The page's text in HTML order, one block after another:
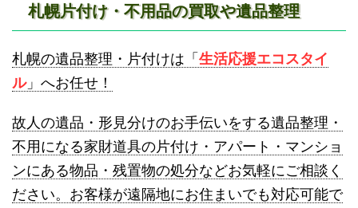
名寄市不用品回収 士別市不用品回収
札幌片付け・不用品の買取や遺品整理
札幌の遺品整理・片付けは「生活応援エコスタイ
ル」へお任せ！
故人の遺品・形見分けのお手伝いをする遺品整理・
不用になる家財道具の片付け・アパート・マンショ
ンにある物品・残置物の処分などお気軽にご相談く
ださい。お客様が遠隔地にお住まいでも対応可能で